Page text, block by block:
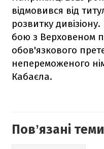
відмовився від
розвитку
бою з Верховеном
обов'язкового
непереможеного
Кабаєла.
Повʼязані